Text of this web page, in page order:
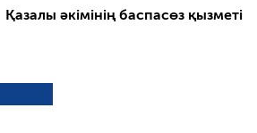
Қазалы әкімінің баспасөз қызметі